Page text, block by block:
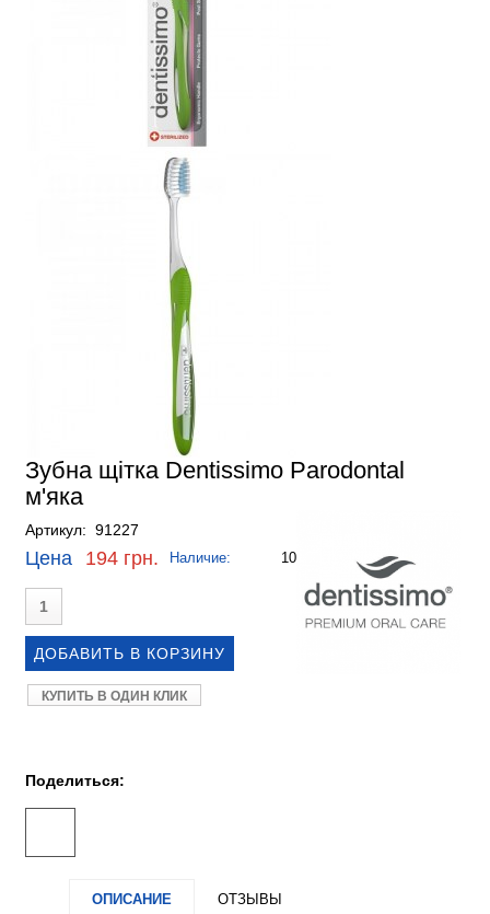
Зубна щітка Dentissimo Parodontal
м'яка
Артикул: 91227
Цена 194 грн. Наличие: 10
КУПИТЬ В ОДИН КЛИК
Поделиться:
ОПИСАНИЕ ОТЗЫВЫ